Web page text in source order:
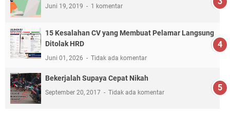
Juni 19, 2019 1 komentar
15 Kesalahan CV yang Membuat Pelamar Langsung
Ditolak HRD
Juni 01, 2026 Tidak ada komentar
Bekerjalah Supaya Cepat Nikah
September 20, 2017 Tidak ada komentar